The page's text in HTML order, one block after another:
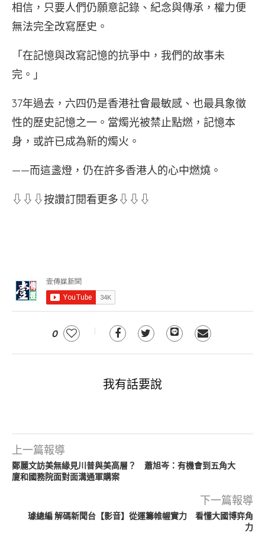
相信，只要人們仍願意記錄、紀念與傳承，權力便
無法完全改寫歷史。
「在記憶與改寫記憶的抗爭中，我們的故事未
完。」
37年過去，六四仍是香港社會最敏感、也最具象徵
性的歷史記憶之一。當燭光被禁止點燃，記憶本
身，或許已成為新的燭火。
——而這盞燈，仍在許多香港人的心中燃燒。
⇩⇩⇩按讚訂閱看更多⇩⇩⇩
0
我有話要說
上一篇報導
鄭麗文訪美無緣見川普與美高層？ 蕭旭岑：有機會到五角大
廈和國務院面對面溝通軍購案
下一篇報導
璩總編 解碼新聞台【影音】從運籌帷幄實力 看懂大國博弈角
力